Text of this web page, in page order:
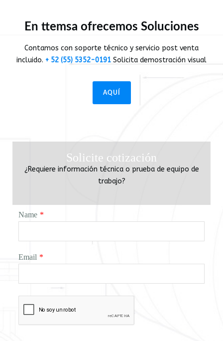
En ttemsa ofrecemos Soluciones
Contamos con soporte técnico y servicio post venta
incluido. + 52 (55) 5352-0191 Solicita demostración visual
AQUÍ
Solicite cotización
¿Requiere información técnica o prueba de equipo de
trabajo?
Name *
Email *